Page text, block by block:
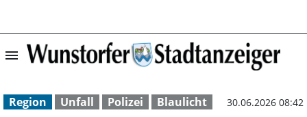
menu Pkw
Region Unfall Polizei Blaulicht 30.06.2026 08:42